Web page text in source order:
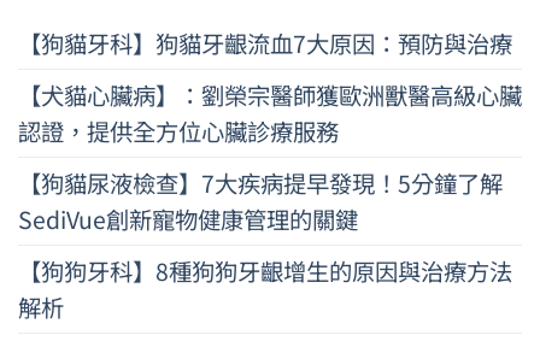
【狗貓牙科】狗貓牙齦流血7大原因：預防與治療
【犬貓心臟病】：劉榮宗醫師獲歐洲獸醫高級心臟
認證，提供全方位心臟診療服務
【狗貓尿液檢查】7大疾病提早發現！5分鐘了解
SediVue創新寵物健康管理的關鍵
【狗狗牙科】8種狗狗牙齦增生的原因與治療方法
解析